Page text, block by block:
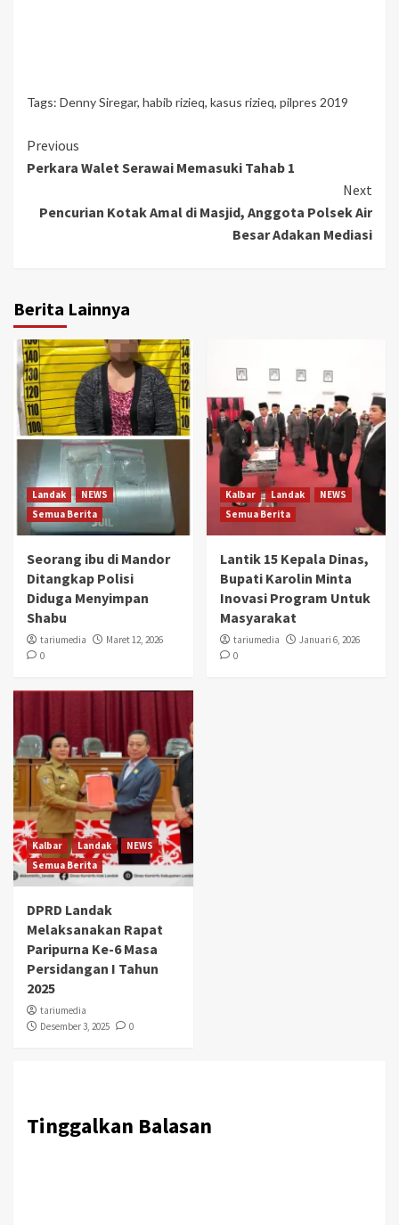
Tags: Denny Siregar, habib rizieq, kasus rizieq, pilpres 2019
Continue
Reading
Previous
Perkara Walet Serawai Memasuki Tahab 1
Next
Pencurian Kotak Amal di Masjid, Anggota Polsek Air
Besar Adakan Mediasi
Berita Lainnya
Landak
NEWS
Semua Berita
Seorang ibu di Mandor
Ditangkap Polisi
Diduga Menyimpan
Shabu
tariumedia
Maret 12, 2026
0
Kalbar Landak
NEWS
Semua Berita
Lantik 15 Kepala Dinas,
Bupati Karolin Minta
Inovasi Program Untuk
Masyarakat
tariumedia
Januari 6, 2026
0
Kalbar Landak
NEWS
Semua Berita
DPRD Landak
Melaksanakan Rapat
Paripurna Ke-6 Masa
Persidangan I Tahun
2025
tariumedia
Desember 3, 2025
0
Tinggalkan Balasan